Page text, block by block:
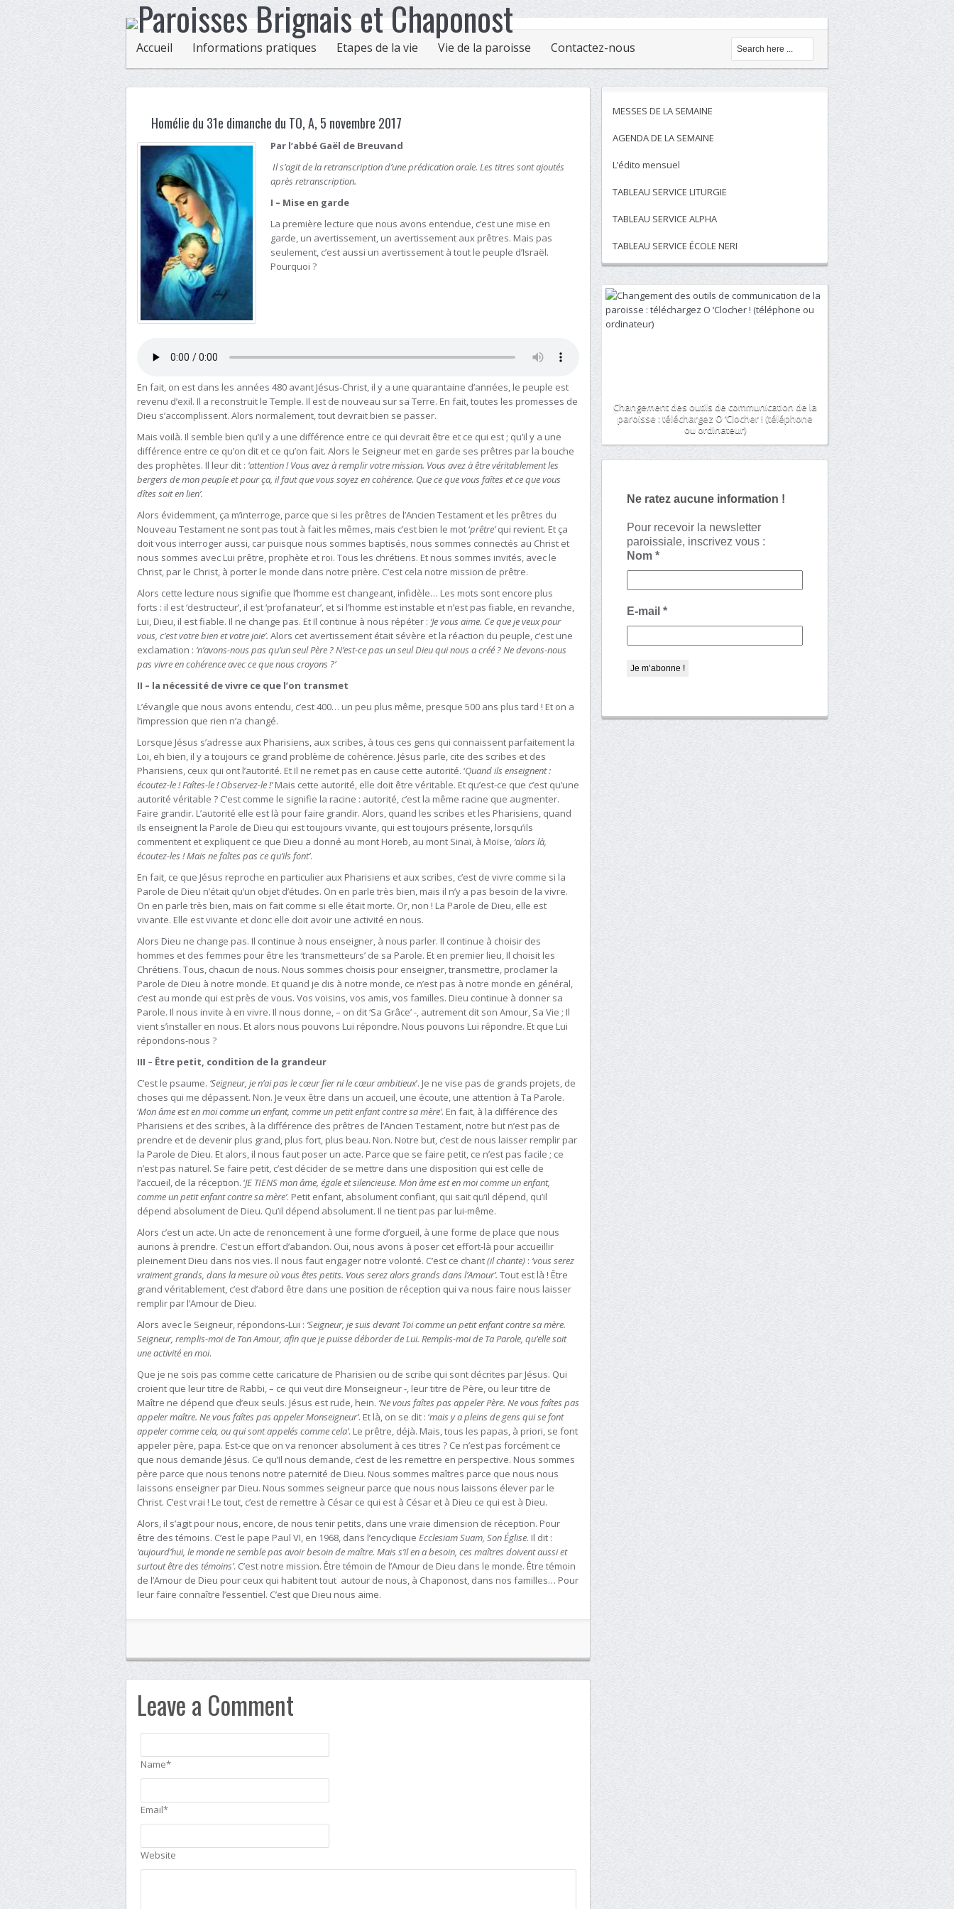
Accueil Informations pratiques Etapes de la vie Vie de la paroisse Contactez-nous
Homélie du 31e dimanche du TO, A, 5 novembre 2017
Par l’abbé Gaël de Breuvand
Il s’agit de la retranscription d’une prédication orale. Les titres sont ajoutés
après retranscription.
I – Mise en garde
La première lecture que nous avons entendue, c’est une mise en
garde, un avertissement, un avertissement aux prêtres. Mais pas
seulement, c’est aussi un avertissement à tout le peuple d’Israël.
Pourquoi ?
En fait, on est dans les années 480 avant Jésus-Christ, il y a une quarantaine d’années, le peuple est
revenu d’exil. Il a reconstruit le Temple. Il est de nouveau sur sa Terre. En fait, toutes les promesses de
Dieu s’accomplissent. Alors normalement, tout devrait bien se passer.
Mais voilà. Il semble bien qu’il y a une différence entre ce qui devrait être et ce qui est ; qu’il y a une
différence entre ce qu’on dit et ce qu’on fait. Alors le Seigneur met en garde ses prêtres par la bouche
des prophètes. Il leur dit : ‘attention ! Vous avez à remplir votre mission. Vous avez à être véritablement les
bergers de mon peuple et pour ça, il faut que vous soyez en cohérence. Que ce que vous faîtes et ce que vous
dîtes soit en lien’.
Alors évidemment, ça m’interroge, parce que si les prêtres de l’Ancien Testament et les prêtres du
Nouveau Testament ne sont pas tout à fait les mêmes, mais c’est bien le mot ‘prêtre’qui revient. Et ça
doit vous interroger aussi, car puisque nous sommes baptisés, nous sommes connectés au Christ et
nous sommes avec Lui prêtre, prophète et roi. Tous les chrétiens. Et nous sommes invités, avec le
Christ, par le Christ, à porter le monde dans notre prière. C’est cela notre mission de prêtre.
Alors cette lecture nous signifie que l’homme est changeant, infidèle… Les mots sont encore plus
forts : il est ‘destructeur’, il est ‘profanateur’, et si l’homme est instable et n’est pas fiable, en revanche,
Lui, Dieu, il est fiable. Il ne change pas. Et Il continue à nous répéter : ‘Je vous aime. Ce que je veux pour
vous, c’est votre bien et votre joie’. Alors cet avertissement était sévère et la réaction du peuple, c’est une
exclamation : ‘n’avons-nous pas qu’un seul Père ? N’est-ce pas un seul Dieu qui nous a créé ? Ne devons-nous
pas vivre en cohérence avec ce que nous croyons ?’
II – la nécessité de vivre ce que l’on transmet
L’évangile que nous avons entendu, c’est 400… un peu plus même, presque 500 ans plus tard ! Et on a
l’impression que rien n’a changé.
Lorsque Jésus s’adresse aux Pharisiens, aux scribes, à tous ces gens qui connaissent parfaitement la
Loi, eh bien, il y a toujours ce grand problème de cohérence. Jésus parle, cite des scribes et des
Pharisiens, ceux qui ont l’autorité. Et Il ne remet pas en cause cette autorité. ‘Quand ils enseignent :
écoutez-le ! Faîtes-le ! Observez-le !’Mais cette autorité, elle doit être véritable. Et qu’est-ce que c’est qu’une
autorité véritable ? C’est comme le signifie la racine : autorité, c’est la même racine que augmenter.
Faire grandir. L’autorité elle est là pour faire grandir. Alors, quand les scribes et les Pharisiens, quand
ils enseignent la Parole de Dieu qui est toujours vivante, qui est toujours présente, lorsqu’ils
commentent et expliquent ce que Dieu a donné au mont Horeb, au mont Sinaï, à Moïse, ‘alors là,
écoutez-les ! Mais ne faîtes pas ce qu’ils font’.
En fait, ce que Jésus reproche en particulier aux Pharisiens et aux scribes, c’est de vivre comme si la
Parole de Dieu n’était qu’un objet d’études. On en parle très bien, mais il n’y a pas besoin de la vivre.
On en parle très bien, mais on fait comme si elle était morte. Or, non ! La Parole de Dieu, elle est
vivante. Elle est vivante et donc elle doit avoir une activité en nous.
Alors Dieu ne change pas. Il continue à nous enseigner, à nous parler. Il continue à choisir des
hommes et des femmes pour être les ‘transmetteurs’ de sa Parole. Et en premier lieu, Il choisit les
Chrétiens. Tous, chacun de nous. Nous sommes choisis pour enseigner, transmettre, proclamer la
Parole de Dieu à notre monde. Et quand je dis à notre monde, ce n’est pas à notre monde en général,
c’est au monde qui est près de vous. Vos voisins, vos amis, vos familles. Dieu continue à donner sa
Parole. Il nous invite à en vivre. Il nous donne, – on dit ‘Sa Grâce’ -, autrement dit son Amour, Sa Vie ; Il
vient s’installer en nous. Et alors nous pouvons Lui répondre. Nous pouvons Lui répondre. Et que Lui
répondons-nous ?
III – Être petit, condition de la grandeur
C’est le psaume. ‘Seigneur, je n’ai pas le cœur fier ni le cœur ambitieux’. Je ne vise pas de grands projets, de
choses qui me dépassent. Non. Je veux être dans un accueil, une écoute, une attention à Ta Parole.
‘Mon âme est en moi comme un enfant, comme un petit enfant contre sa mère’. En fait, à la différence des
Pharisiens et des scribes, à la différence des prêtres de l’Ancien Testament, notre but n’est pas de
prendre et de devenir plus grand, plus fort, plus beau. Non. Notre but, c’est de nous laisser remplir par
la Parole de Dieu. Et alors, il nous faut poser un acte. Parce que se faire petit, ce n’est pas facile ; ce
n’est pas naturel. Se faire petit, c’est décider de se mettre dans une disposition qui est celle de
l’accueil, de la réception. ‘JE TIENS mon âme, égale et silencieuse. Mon âme est en moi comme un enfant,
comme un petit enfant contre sa mère’. Petit enfant, absolument confiant, qui sait qu’il dépend, qu’il
dépend absolument de Dieu. Qu’il dépend absolument. Il ne tient pas par lui-même.
Alors c’est un acte. Un acte de renoncement à une forme d’orgueil, à une forme de place que nous
aurions à prendre. C’est un effort d’abandon. Oui, nous avons à poser cet effort-là pour accueillir
pleinement Dieu dans nos vies. Il nous faut engager notre volonté. C’est ce chant(il chante) : ‘vous serez
vraiment grands, dans la mesure où vous êtes petits. Vous serez alors grands dans l’Amour’. Tout est là ! Être
grand véritablement, c’est d’abord être dans une position de réception qui va nous faire nous laisser
remplir par l’Amour de Dieu.
Alors avec le Seigneur, répondons-Lui : ‘Seigneur, je suis devant Toi comme un petit enfant contre sa mère.
Seigneur, remplis-moi de Ton Amour, afin que je puisse déborder de Lui. Remplis-moi de Ta Parole, qu’elle soit
une activité en moi.
Que je ne sois pas comme cette caricature de Pharisien ou de scribe qui sont décrites par Jésus. Qui
croient que leur titre de Rabbi, – ce qui veut dire Monseigneur -, leur titre de Père, ou leur titre de
Maître ne dépend que d’eux seuls. Jésus est rude, hein. ‘Ne vous faîtes pas appeler Père. Ne vous faîtes pas
appeler maître. Ne vous faîtes pas appeler Monseigneur’. Et là, on se dit : ‘mais y a pleins de gens qui se font
appeler comme cela, ou qui sont appelés comme cela’. Le prêtre, déjà. Mais, tous les papas, à priori, se font
appeler père, papa. Est-ce que on va renoncer absolument à ces titres ? Ce n’est pas forcément ce
que nous demande Jésus. Ce qu’Il nous demande, c’est de les remettre en perspective. Nous sommes
père parce que nous tenons notre paternité de Dieu. Nous sommes maîtres parce que nous nous
laissons enseigner par Dieu. Nous sommes seigneur parce que nous nous laissons élever par le
Christ. C’est vrai ! Le tout, c’est de remettre à César ce qui est à César et à Dieu ce qui est à Dieu.
Alors, il s’agit pour nous, encore, de nous tenir petits, dans une vraie dimension de réception. Pour
être des témoins. C’est le pape Paul VI, en 1968, dans l’encyclique Ecclesiam Suam, Son Église. Il dit :
‘aujourd’hui, le monde ne semble pas avoir besoin de maître. Mais s’il en a besoin, ces maîtres doivent aussi et
surtout être des témoins’. C’est notre mission. Être témoin de l’Amour de Dieu dans le monde. Être témoin
de l’Amour de Dieu pour ceux qui habitent tout autour de nous, à Chaponost, dans nos familles… Pour
leur faire connaître l’essentiel. C’est que Dieu nous aime.
Leave a Comment
Name*
Email*
Website
MESSES DE LA SEMAINE
AGENDA DE LA SEMAINE
L’édito mensuel
TABLEAU SERVICE LITURGIE
TABLEAU SERVICE ALPHA
TABLEAU SERVICE ÉCOLE NERI
Changement des outils de communication de la
paroisse : téléchargez O ‘Clocher ! (téléphone
ou ordinateur)
Ne ratez aucune information !
Pour recevoir la newsletter
paroissiale, inscrivez vous :
Nom *
E-mail *